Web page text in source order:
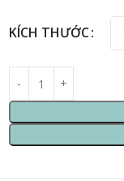
KÍCH THƯỚC